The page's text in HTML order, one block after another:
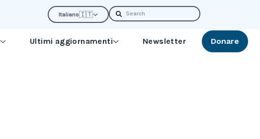
Italiano🇮🇹 Search
Ultimi aggiornamenti Newsletter Donare